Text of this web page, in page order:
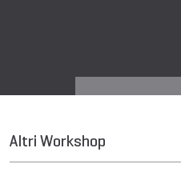
Altri Workshop